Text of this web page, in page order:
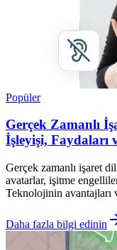
Popüler
Gerçek Zamanlı
İşleyişi, Faydaları
Gerçek zamanlı işaret
avatarlar, işitme
Teknolojinin avantajları
Daha fazla bilgi edinin